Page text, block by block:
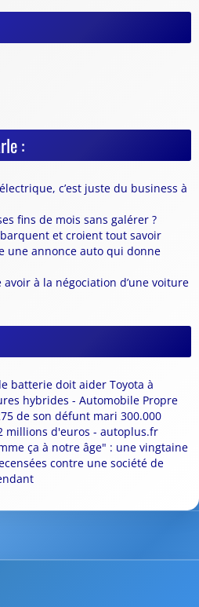
:
c’est juste du business à
fins de mois sans galérer ?
et croient tout savoir
une annonce auto qui donne
avoir à la négociation d’une voiture
batterie doit aider Toyota à
hybrides - Automobile Propre
de son défunt mari 300.000
millions d'euros - autoplus.fr
ça à notre âge" : une vingtaine
contre une société de